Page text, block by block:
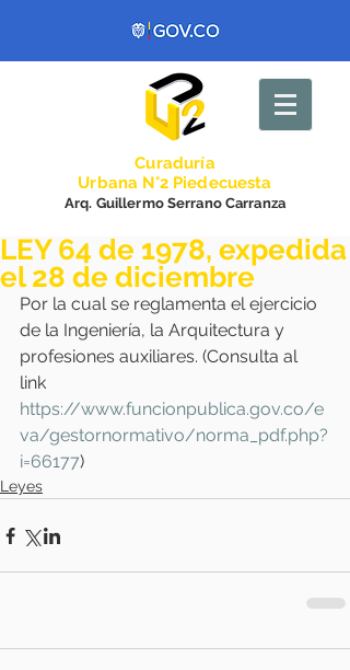
Curaduría
Urbana N°2 Piedecuesta
Arq. Guillermo Serrano Carranza
LEY 64 de 1978, expedida
el 28 de diciembre
Por la cual se reglamenta el ejercicio
de la Ingeniería, la Arquitectura y
profesiones auxiliares. (Consulta al
link
https://www.funcionpublica.gov.co/e
va/gestornormativo/norma_pdf.php?
i=66177)
Leyes